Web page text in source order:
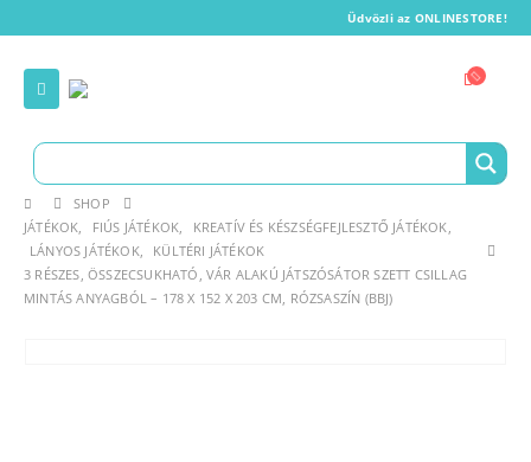
Üdvözli az ONLINESTORE!
SHOP
JÁTÉKOK, FIÚS JÁTÉKOK, KREATÍV ÉS KÉSZSÉGFEJLESZTŐ JÁTÉKOK,
LÁNYOS JÁTÉKOK,
KÜLTÉRI JÁTÉKOK
3 RÉSZES, ÖSSZECSUKHATÓ, VÁR ALAKÚ JÁTSZÓSÁTOR SZETT CSILLAG
MINTÁS ANYAGBÓL – 178 X 152 X 203 CM, RÓZSASZÍN (BBJ)